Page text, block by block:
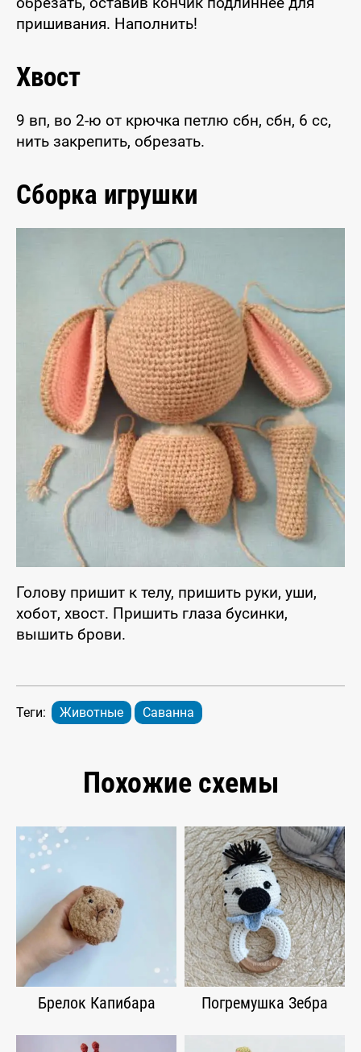
пришивания. Наполнить!
Хвост
9 вп, во 2-ю от крючка петлю сбн, сбн, 6 сс,
нить закрепить, обрезать.
Сборка игрушки
Голову пришит к телу, пришить руки, уши,
хобот, хвост. Пришить глаза бусинки,
вышить брови.
Теги: Животные Саванна
Похожие схемы
Брелок Капибара Погремушка Зебра